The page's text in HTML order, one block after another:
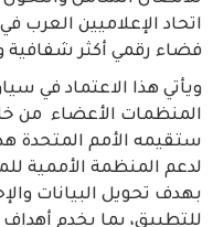
اتحاد الإعلاميين العرب
فضاء رقمي أكثر شفافية
ويأتي هذا الاعتماد في
المنظمات الأعضاء من
لدعم المنظمة الأممية
بهدف تحويل البيانات
للتطبيق، بما يخدم